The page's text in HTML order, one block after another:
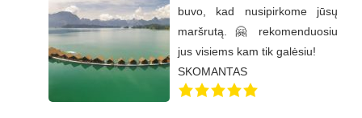
buvo, kad nusipirkome jūsų
maršrutą. 🤗 rekomenduosiu
jus visiems kam tik galėsiu!
SKOMANTAS